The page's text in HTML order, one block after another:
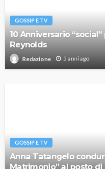
GOSSIP E TV
10 Anniversario
Reynolds
Redazione 5 anni ago
GOSSIP E TV
Anna Tatangelo
Matrimonio” al posto di